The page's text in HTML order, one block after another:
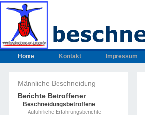
Home Kontakt Impressum
Männliche Beschneidung
Berichte Betroffener
Beschneidungsbetroffene
Auführliche Erfahrungsberichte